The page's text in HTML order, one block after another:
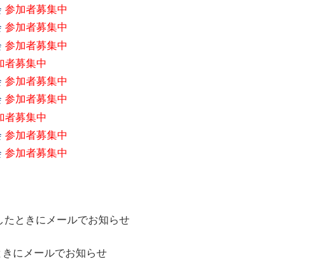
参加者募集中
参加者募集中
参加者募集中
者募集中
参加者募集中
参加者募集中
者募集中
参加者募集中
参加者募集中
ときにメールでお知らせ
にメールでお知らせ